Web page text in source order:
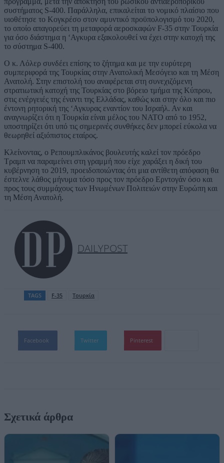
συστήματος S-400. Παράλληλα, επικαλείται το νομικό πλαίσιο που
υιοθέτησε το Κογκρέσο στον αμυντικό προϋπολογισμό του 2020,
το οποίο απαγορεύει τη μεταφορά αεροσκαφών F-35 στην Τουρκία
για όσο διάστημα η ‘Αγκυρα εξακολουθεί να έχει στην κατοχή της
το σύστημα S-400.
Ο κ. Λόλερ συνδέει επίσης το ζήτημα και με την ευρύτερη
συμπεριφορά της Τουρκίας στην Ανατολική Μεσόγειο και τη Μέση
Ανατολή. Στην επιστολή του αναφέρεται στη συνεχιζόμενη
στρατιωτική κατοχή της Τουρκίας στο βόρειο τμήμα της Κύπρου,
στις ενέργειές της έναντι της Ελλάδας, καθώς και στην όλο και πιο
έντονη ρητορική της ‘Αγκυρας εναντίον του Ισραήλ. Αν και
αναγνωρίζει ότι η Τουρκία είναι μέλος του ΝΑΤΟ από το 1952,
υποστηρίζει ότι υπό τις σημερινές συνθήκες δεν μπορεί εύκολα να
θεωρηθεί αξιόπιστος εταίρος.
Κλείνοντας, ο Ρεπουμπλικάνος βουλευτής καλεί τον πρόεδρο
Τραμπ να παραμείνει στη γραμμή που είχε χαράξει η δική του
κυβέρνηση το 2019, προειδοποιώντας ότι μια αντίθετη απόφαση θα
έστελνε λάθος μήνυμα τόσο προς τον πρόεδρο Ερντογάν όσο και
προς τους συμμάχους των Ηνωμένων Πολιτειών στην Ευρώπη και
τη Μέση Ανατολή.
DAILYPOST
TAGS F-35 Τουρκία
Facebook Twitter Pinterest
Σχετικά άρθρα